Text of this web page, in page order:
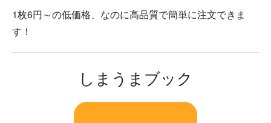
1枚6円～の低価格、なのに高品質で簡単に注文できま
す！
しまうまブック